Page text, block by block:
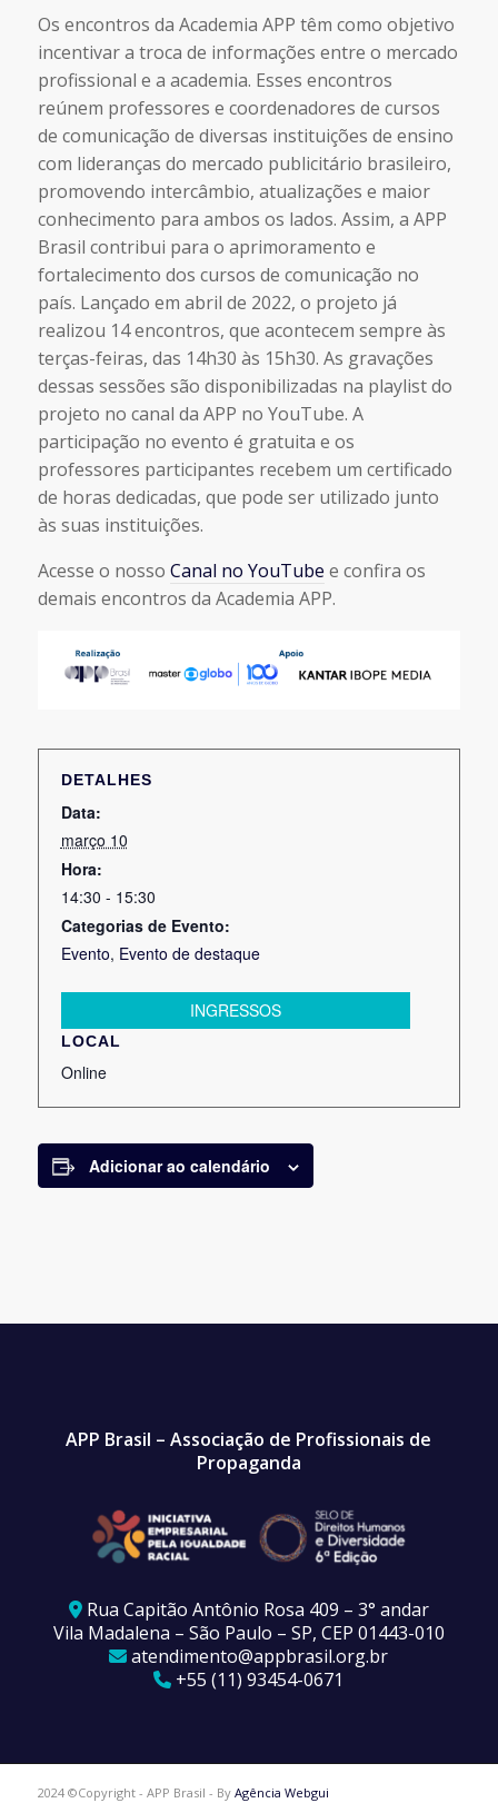
Os encontros da Academia APP têm como objetivo
incentivar a troca de informações entre o mercado
profissional e a academia. Esses encontros
reúnem professores e coordenadores de cursos
de comunicação de diversas instituições de ensino
com lideranças do mercado publicitário brasileiro,
promovendo intercâmbio, atualizações e maior
conhecimento para ambos os lados. Assim, a APP
Brasil contribui para o aprimoramento e
fortalecimento dos cursos de comunicação no
país. Lançado em abril de 2022, o projeto já
realizou 14 encontros, que acontecem sempre às
terças-feiras, das 14h30 às 15h30. As gravações
dessas sessões são disponibilizadas na playlist do
projeto no canal da APP no YouTube. A
participação no evento é gratuita e os
professores participantes recebem um certificado
de horas dedicadas, que pode ser utilizado junto
às suas instituições.
Acesse o nosso Canal no YouTube e confira os
demais encontros da Academia APP.
DETALHES
Data:
março 10
Hora:
14:30 - 15:30
Categorias de Evento:
Evento, Evento de destaque
INGRESSOS
LOCAL
Online
Adicionar ao calendário
APP Brasil – Associação de Profissionais de
Propaganda
Rua Capitão Antônio Rosa 409 – 3° andar
Vila Madalena – São Paulo – SP, CEP 01443-010
atendimento@appbrasil.org.br
+55 (11) 93454-0671
2024 ©Copyright - APP Brasil - By Agência Webgui